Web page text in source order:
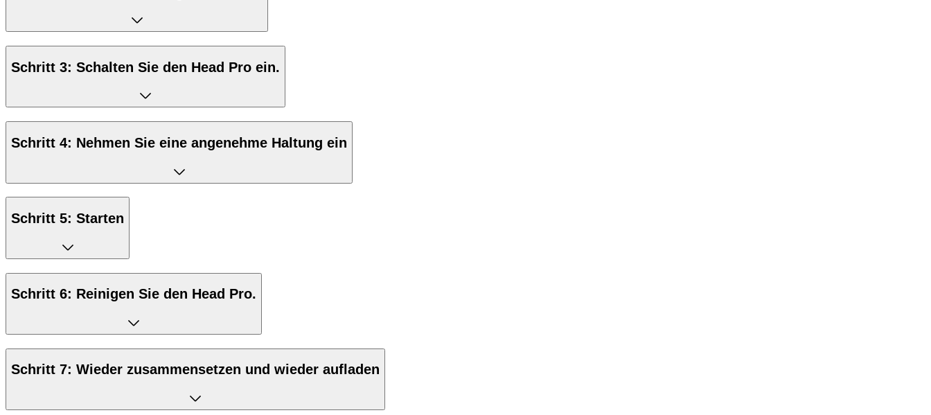
Schritt 3: Schalten Sie den Head Pro ein.
Schritt 4: Nehmen Sie eine angenehme Haltung ein
Schritt 5: Starten
Schritt 6: Reinigen Sie den Head Pro.
Schritt 7: Wieder zusammensetzen und wieder aufladen